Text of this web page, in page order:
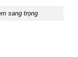
sang trọng